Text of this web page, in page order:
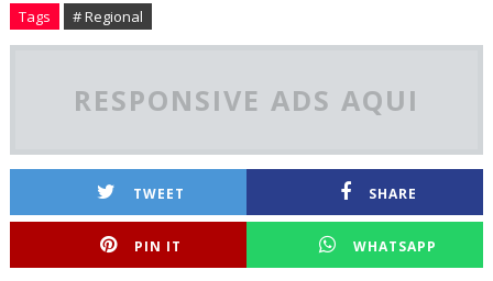
Tags # Regional
RESPONSIVE ADS AQUI
TWEET SHARE
PIN IT WHATSAPP